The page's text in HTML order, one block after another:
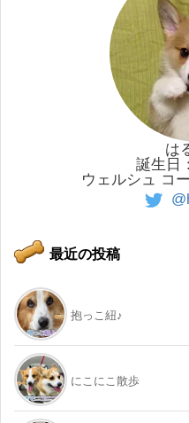
は
誕生日
ウェルシュ コ
最近の投稿
抱っこ紐♪
にこにこ散歩